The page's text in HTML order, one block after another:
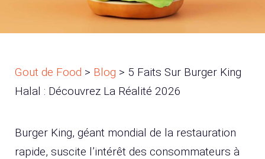
Gout de Food > Blog > 5 Faits Sur Burger King
Halal : Découvrez La Réalité 2026
Burger King, géant mondial de la restauration
rapide, suscite l’intérêt des consommateurs à